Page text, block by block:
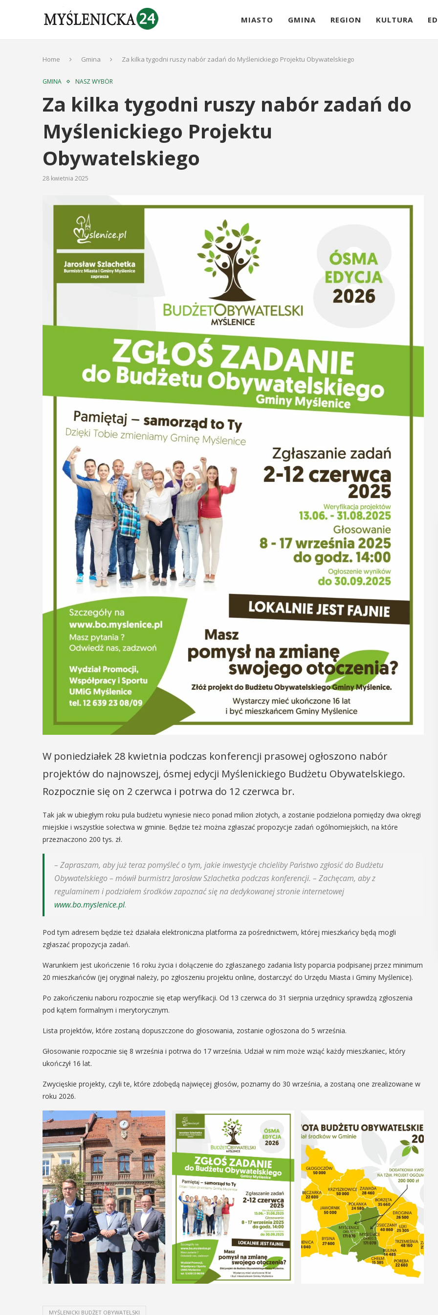
MIASTO GMINA REGION KULTURA
Home Gmina Za kilka tygodni ruszy nabór zadań do Myślenickiego Projektu Obywatelskiego
GMINA NASZ WYBÓR
Za kilka tygodni ruszy nabór zadań do
Myślenickiego Projektu
Obywatelskiego
28 kwietnia 2025
W poniedziałek 28 kwietnia podczas konferencji prasowej ogłoszono nabór
projektów do najnowszej, ósmej edycji Myślenickiego Budżetu Obywatelskiego.
Rozpocznie się on 2 czerwca i potrwa do 12 czerwca br.
Tak jak w ubiegłym roku pula budżetu wyniesie nieco ponad milion złotych, a zostanie podzielona pomiędzy dwa okręgi
miejskie i wszystkie sołectwa w gminie. Będzie też można zgłaszać propozycje zadań ogólnomiejskich, na które
przeznaczono 200 tys. zł.
– Zapraszam, aby już teraz pomyśleć o tym, jakie inwestycje chcieliby Państwo zgłosić do Budżetu
Obywatelskiego – mówił burmistrz Jarosław Szlachetka podczas konferencji. – Zachęcam, aby z
regulaminem i podziałem środków zapoznać się na dedykowanej stronie internetowej
www.bo.myslenice.pl.
Pod tym adresem będzie też działała elektroniczna platforma za pośrednictwem, której mieszkańcy będą mogli
zgłaszać propozycja zadań.
Warunkiem jest ukończenie 16 roku życia i dołączenie do zgłaszanego zadania listy poparcia podpisanej przez minimum
20 mieszkańców (jej oryginał należy, po zgłoszeniu projektu online, dostarczyć do Urzędu Miasta i Gminy Myślenice).
Po zakończeniu naboru rozpocznie się etap weryfikacji. Od 13 czerwca do 31 sierpnia urzędnicy sprawdzą zgłoszenia
pod kątem formalnym i merytorycznym.
Lista projektów, które zostaną dopuszczone do głosowania, zostanie ogłoszona do 5 września.
Głosowanie rozpocznie się 8 września i potrwa do 17 września. Udział w nim może wziąć każdy mieszkaniec, który
ukończył 16 lat.
Zwycięskie projekty, czyli te, które zdobędą najwięcej głosów, poznamy do 30 września, a zostaną one zrealizowane w
roku 2026.
MYŚLENICKI BUDŻET OBYWATELSKI
i
wakacji, czyli 29-30
Myślenicach odbędzie się
Turnieju Myślimira.
organizowane przez
w Myślenicach
05
Obchody Dnia
Godności Osób z
Niepełnosprawnością
Intelektualną
Niepełnosprawnością Intelektualną,
który przypada 5 maja, w Myślenicach
POKAŻ SZCZEGÓŁY
06 MAJ
17:00
tomu rocznika
„Małopolska.
Regiony –
małe ojczyny”
rocznika "Małopolska. Regiony -
regionalizmy - małe ...